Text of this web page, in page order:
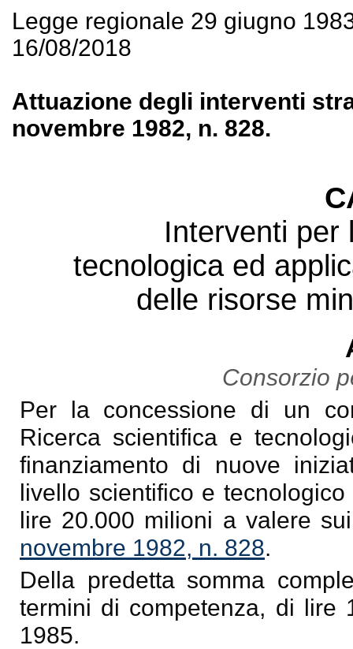
Legge regionale 29 giugno
16/08/2018
Attuazione degli interventi
novembre 1982, n. 828.
Interventi per
tecnologica ed
delle risorse
Consorzio
Per la concessione di un
Ricerca scientifica e
finanziamento di nuove
livello scientifico e
lire 20.000 milioni a valere
novembre 1982, n. 828.
Della predetta somma
termini di competenza, di lire
1985.